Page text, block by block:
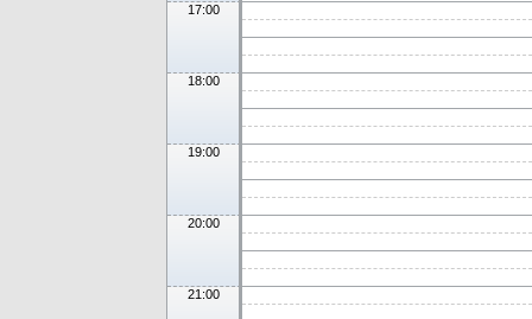
17:00
18:00
19:00
20:00
21:00